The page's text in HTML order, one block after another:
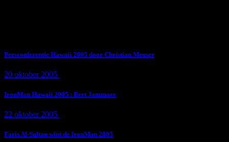
Persconferentie Hawaii 2005 door Christian Meuser
20 oktober 2005
IronMan Hawaii 2005 : Bert Jammaer
22 oktober 2005
Faris Al-Sultan wint de IronMan 2005